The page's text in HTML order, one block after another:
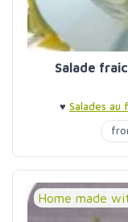
Salade
♥ Salades au
Home made